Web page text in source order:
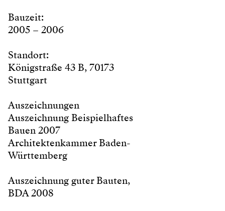
Bauzeit:
2005 – 2006
Standort:
Königstraße 43 B, 70173
Stuttgart
Auszeichnungen
Auszeichnung Beispielhaftes
Bauen 2007
Architektenkammer Baden-
Württemberg
Auszeichnung guter Bauten,
BDA 2008